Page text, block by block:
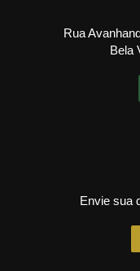
Rua
Bela
Envie sua